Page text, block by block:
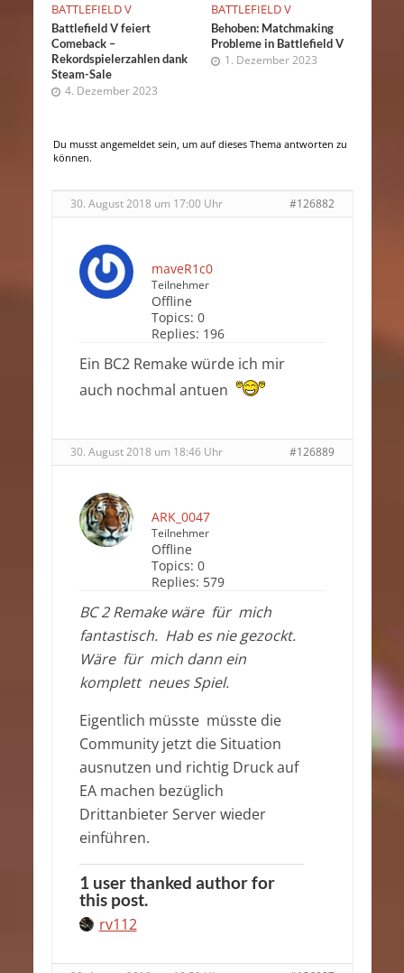
BATTLEFIELD V
Battlefield V feiert
Comeback –
Rekordspielerzahlen dank
Steam-Sale
4. Dezember 2023
BATTLEFIELD V
Behoben: Matchmaking
Probleme in Battlefield V
1. Dezember 2023
Du musst angemeldet sein, um auf dieses Thema antworten zu
können.
30. August 2018 um 17:00 Uhr #126882
maveR1c0
Teilnehmer
Offline
Topics: 0
Replies: 196
Ein BC2 Remake würde ich mir
auch nochmal antuen
30. August 2018 um 18:46 Uhr #126889
ARK_0047
Teilnehmer
Offline
Topics: 0
Replies: 579
BC 2 Remake wäre für mich
fantastisch. Hab es nie gezockt.
Wäre für mich dann ein
komplett neues Spiel.
Eigentlich müsste müsste die
Community jetzt die Situation
ausnutzen und richtig Druck auf
EA machen bezüglich
Drittanbieter Server wieder
einführen.
1 user thanked author for
this post.
rv112